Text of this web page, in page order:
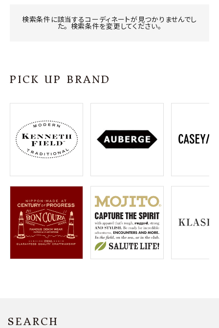
プライバシーポリシー
特定商取引法について
お問い合わせ
OFFICIAL WEB SITE
meeting_room ログイン 会員登録
検索条件に該当するコーディネートが見つかりませんでし
た。 検索条件を変更してください。
PICK UP BRAND
SEARCH